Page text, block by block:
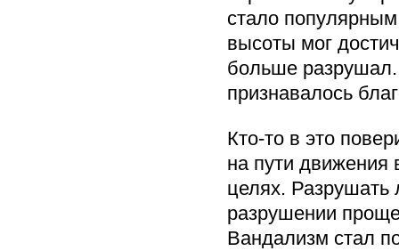
стало
высоты мог
больше
признавалось
Кто-то в это
на пути движения
целях. Разрушать
разрушении
Вандализм стал